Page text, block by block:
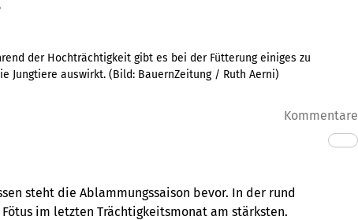
der Hochträchtigkeit gibt es bei der Fütterung einiges zu
Jungtiere auswirkt. (Bild: BauernZeitung / Ruth Aerni)
Kommentare
steht die Ablammungssaison bevor. In der rund
im letzten Trächtigkeitsmonat am stärksten.